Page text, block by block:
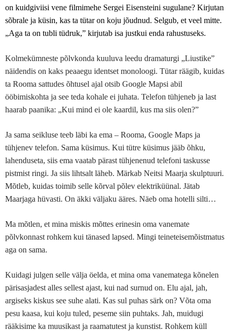
on kuidgiviisi vene filmimehe Sergei Eisensteini sugulane? Kirjutan
sõbrale ja küsin, kas ta tütar on koju jõudnud. Selgub, et veel mitte.
„Aga ta on tubli tüdruk,” kirjutab isa justkui enda rahustuseks.
Kolmekümneste põlvkonda kuuluva leedu dramaturgi „Liustike”
näidendis on kaks peaaegu identset monoloogi. Tütar räägib, kuidas
ta Rooma sattudes õhtusel ajal otsib Google Mapsi abil
ööbimiskohta ja see teda kohale ei juhata. Telefon tühjeneb ja last
haarab paanika: „Kui mind ei ole kaardil, kus ma siis olen?”
Ja sama seikluse teeb läbi ka ema – Rooma, Google Maps ja
tühjenev telefon. Sama küsimus. Kui tütre küsimus jääb õhku,
lahenduseta, siis ema vaatab pärast tühjenenud telefoni taskusse
pistmist ringi. Ja siis lihtsalt läheb. Märkab Neitsi Maarja skulptuuri.
Mõtleb, kuidas toimib selle kõrval põlev elektriküünal. Jätab
Maarjaga hüvasti. On äkki väljaku ääres. Näeb oma hotelli silti…
Ma mõtlen, et mina miskis mõttes erinesin oma vanemate
põlvkonnast rohkem kui tänased lapsed. Mingi teineteisemõistmatus
aga on sama.
Kuidagi julgen selle välja öelda, et mina oma vanematega kõnelen
pärisasjadest alles sellest ajast, kui nad surnud on. Elu ajal, jah,
argiseks kiskus see suhe alati. Kas sul puhas särk on? Võta oma
pesu kaasa, kui koju tuled, peseme siin puhtaks. Jah, muidugi
rääkisime ka muusikast ja raamatutest ja kunstist. Rohkem küll